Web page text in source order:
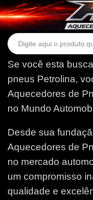
Se você esta
pneus Petrolina,
Aquecedores de
no Mundo
Desde sua
Aquecedores de
no mercado
um compromisso
qualidade e